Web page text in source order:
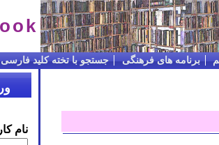
برنامه های فرهنگی جستجو با تخته کلید فارسی
نام